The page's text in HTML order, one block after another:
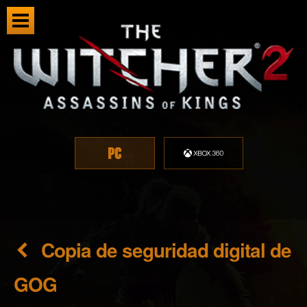
Copia de seguridad digital de
GOG